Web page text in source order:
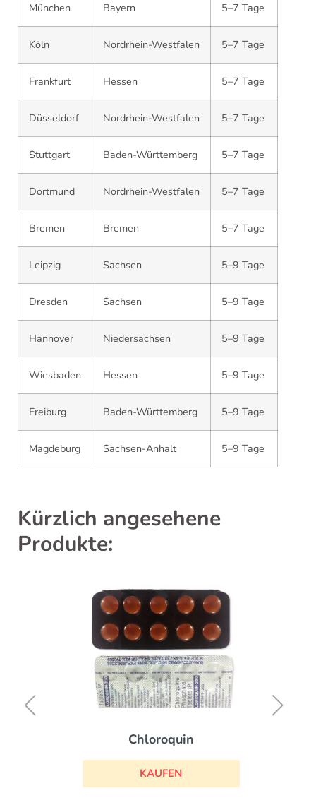
München Bayern 5–7 Tage
Köln Nordrhein-Westfalen 5–7 Tage
Frankfurt Hessen 5–7 Tage
Düsseldorf Nordrhein-Westfalen 5–7 Tage
Stuttgart Baden-Württemberg 5–7 Tage
Dortmund Nordrhein-Westfalen 5–7 Tage
Bremen Bremen 5–7 Tage
Leipzig Sachsen 5–9 Tage
Dresden Sachsen 5–9 Tage
Hannover Niedersachsen 5–9 Tage
Wiesbaden Hessen 5–9 Tage
Freiburg Baden-Württemberg 5–9 Tage
Magdeburg Sachsen-Anhalt 5–9 Tage
Kürzlich angesehene
Produkte:
Chloroquin
KAUFEN